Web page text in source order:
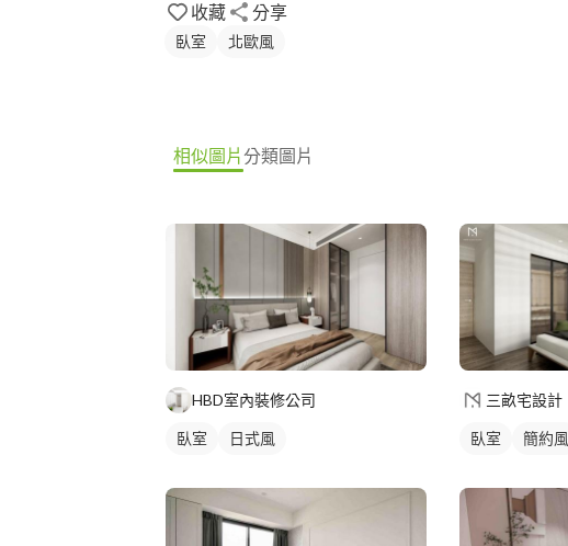
收藏 分享
臥室 北歐風
相似圖片分類圖片
HBD室內裝修公司
臥室 日式風
三畝宅設計
臥室 簡約風